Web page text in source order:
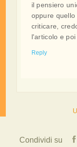
il pensiero
oppure
criticare,
l'articolo e
Reply
Condividi su